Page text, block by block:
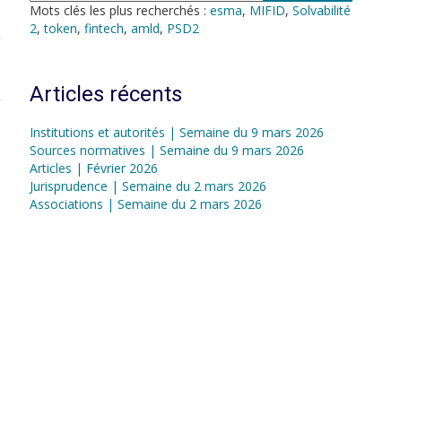
Mots clés les plus recherchés : esma, MIFID, Solvabilité
2,token, fintech, amld, PSD2
Articles récents
Institutions et autorités | Semaine du 9 mars 2026
Sources normatives | Semaine du 9 mars 2026
Articles | Février 2026
Jurisprudence | Semaine du 2 mars 2026
Associations | Semaine du 2 mars 2026